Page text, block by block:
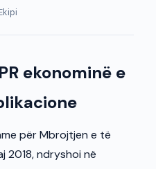
ekonominë e
për Mbrojtjen e të
2018, ndryshoi në